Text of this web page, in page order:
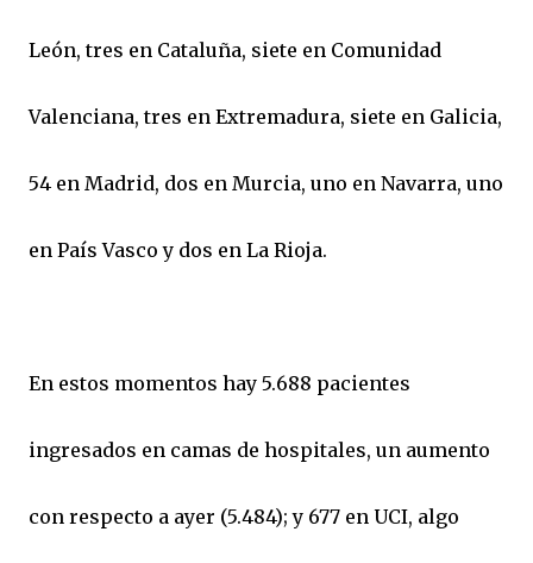
León, tres en Cataluña, siete en Comunidad
Valenciana, tres en Extremadura, siete en Galicia,
54 en Madrid, dos en Murcia, uno en Navarra, uno
en País Vasco y dos en La Rioja.
En estos momentos hay 5.688 pacientes
ingresados en camas de hospitales, un aumento
con respecto a ayer (5.484); y 677 en UCI, algo